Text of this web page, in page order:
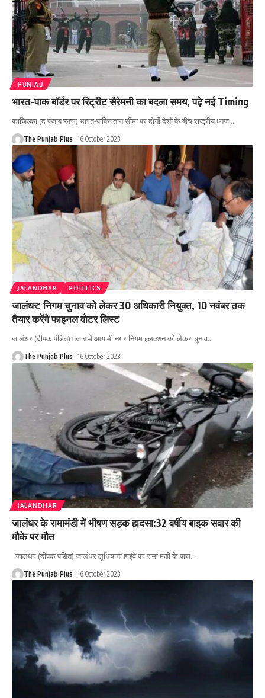
PUNJAB
भारत-पाक बॉर्डर पर रिट्रीट सैरेमनी का बदला समय, पढ़े नई Timing
फाजिल्का (द पंजाब प्लस) भारत-पाकिस्तान सीमा पर दोनों देशों के बीच राष्ट्रीय ध्नज…
The Punjab Plus 16 October 2023
JALANDHAR POLITICS
जालंधर: निगम चुनाव को लेकर 30 अधिकारी नियुक्त, 10 नवंबर तक
तैयार करेंगे फाइनल वोटर लिस्ट
जालंधर (दीपक पंडित) पंजाब में आगामी नगर निगम इलक्शन को लेकर चुनाव…
The Punjab Plus 16 October 2023
JALANDHAR
जालंधर के रामामंडी में भीषण सड़क हादसा:32 वर्षीय बाइक सवार की
मौके पर मौत
जालंधर (दीपक पंडित) जालंधर लुधियाना हाईवे पर रामा मंडी के पास…
The Punjab Plus 16 October 2023